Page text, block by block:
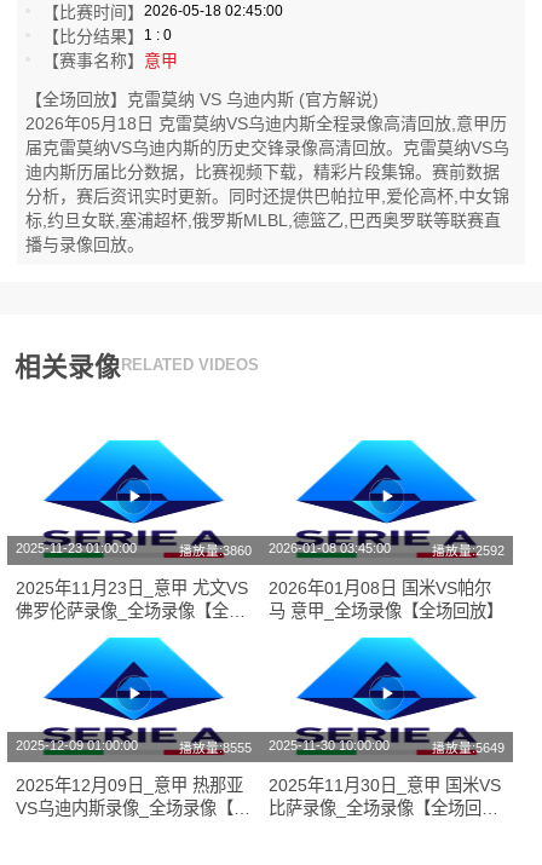
【比赛时间】2026-05-18 02:45:00
【比分结果】 1 : 0
【赛事名称】 意甲
【全场回放】克雷莫纳 VS 乌迪内斯 (官方解说)
2026年05月18日 克雷莫纳VS乌迪内斯全程录像高清回放,意甲历
届克雷莫纳VS乌迪内斯的历史交锋录像高清回放。克雷莫纳VS乌
迪内斯历届比分数据，比赛视频下载，精彩片段集锦。赛前数据
分析，赛后资讯实时更新。同时还提供巴帕拉甲,爱伦高杯,中女锦
标,约旦女联,塞浦超杯,俄罗斯MLBL,德篮乙,巴西奥罗联等联赛直
播与录像回放。
相关录像 RELATED VIDEOS
2025-11-23 01:00:00 播放量:3860
2025年11月23日_意甲 尤文VS
佛罗伦萨录像_全场录像【全场
2026-01-08 03:45:00 播放量:2592
2026年01月08日 国米VS帕尔
马 意甲_全场录像【全场回放】
2025-12-09 01:00:00 播放量:8555
2025年12月09日_意甲 热那亚
VS乌迪内斯录像_全场录像【全
2025-11-30 10:00:00 播放量:5649
2025年11月30日_意甲 国米VS
比萨录像_全场录像【全场回